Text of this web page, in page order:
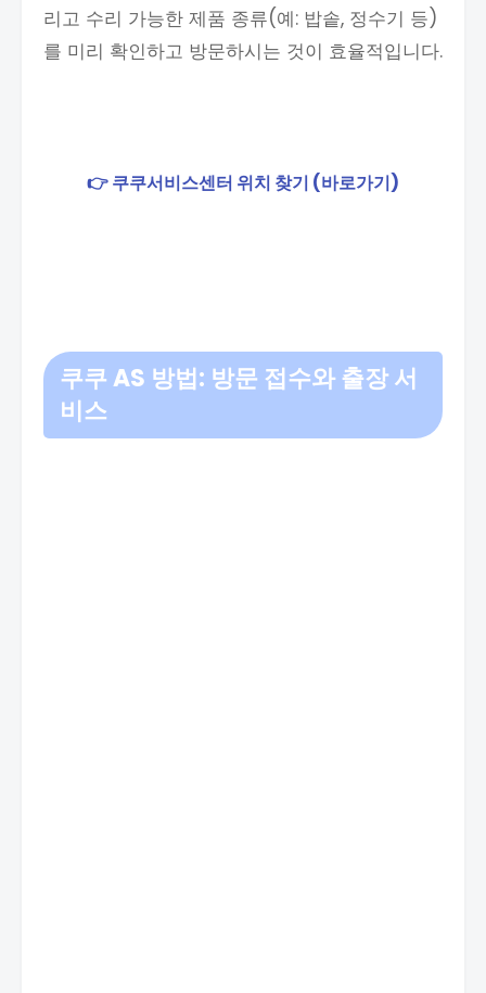
리고 수리 가능한 제품 종류(예: 밥솥, 정수기 등)
를 미리 확인하고 방문하시는 것이 효율적입니다.
👉 쿠쿠서비스센터 위치 찾기 (바로가기)
쿠쿠 AS 방법: 방문 접수와 출장 서
비스